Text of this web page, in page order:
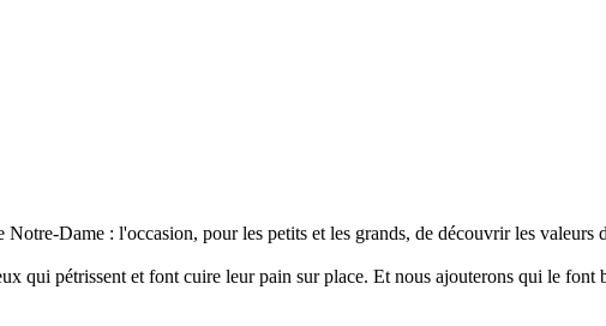
Dame : l'occasion, pour les petits et les grands, de découvrir les valeurs
qui pétrissent et font cuire leur pain sur place. Et nous ajouterons qui le